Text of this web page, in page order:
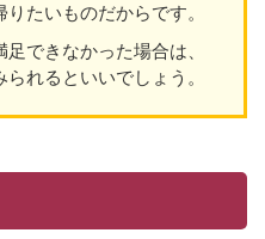
たいものだからです。
できなかった場合は、
れるといいでしょう。